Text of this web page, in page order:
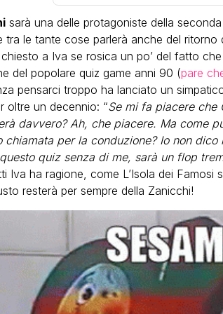
sarà una delle protagoniste della
tra le tante cose parlerà anche del ritorno
a Iva se rosica un po’ del fatto
del popolare quiz game anni 90 (pare
pensarci troppo ha lanciato un
oltre un decennio: “Se mi fa piacere che
davvero? Ah, che piacere. Ma come
chiamata per la conduzione? Io non
quiz senza di me, sarà un flop
Iva ha ragione, come L’Isola dei Famosi
resterà per sempre della Zanicchi!
Bambola Star, la festa di
compleanno con tutte le grandi
dive compie 15 anni: il video
completo
FABIANO MINACCI